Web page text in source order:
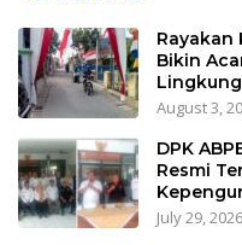
Rayakan
Bikin
August 3,
DPK
Resmi
July 29, 2026